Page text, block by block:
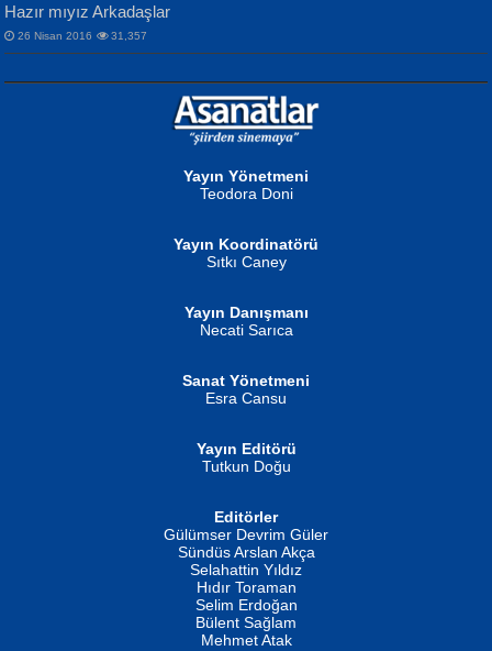
NURAN KÖSE BAYDAR
İSMAİL OKUTAN
Erkeklerin Kahrolması Ne Demektir
Ben Deniz Değilim ki...
Evvel Zaman Tanrıçası...
Hazır mıyız Arkadaşlar
26 Nisan 2016 31,357
Yayın Yönetmeni
Teodora Doni
Yayın Koordinatörü
Sıtkı Caney
Yayın Danışmanı
Necati Sarıca
Sanat Yönetmeni
Esra Cansu
Yayın Editörü
Tutkun Doğu
Editörler
Gülümser Devrim Güler
Sündüs Arslan Akça
Selahattin Yıldız
Hıdır Toraman
Selim Erdoğan
Bülent Sağlam
Mehmet Atak